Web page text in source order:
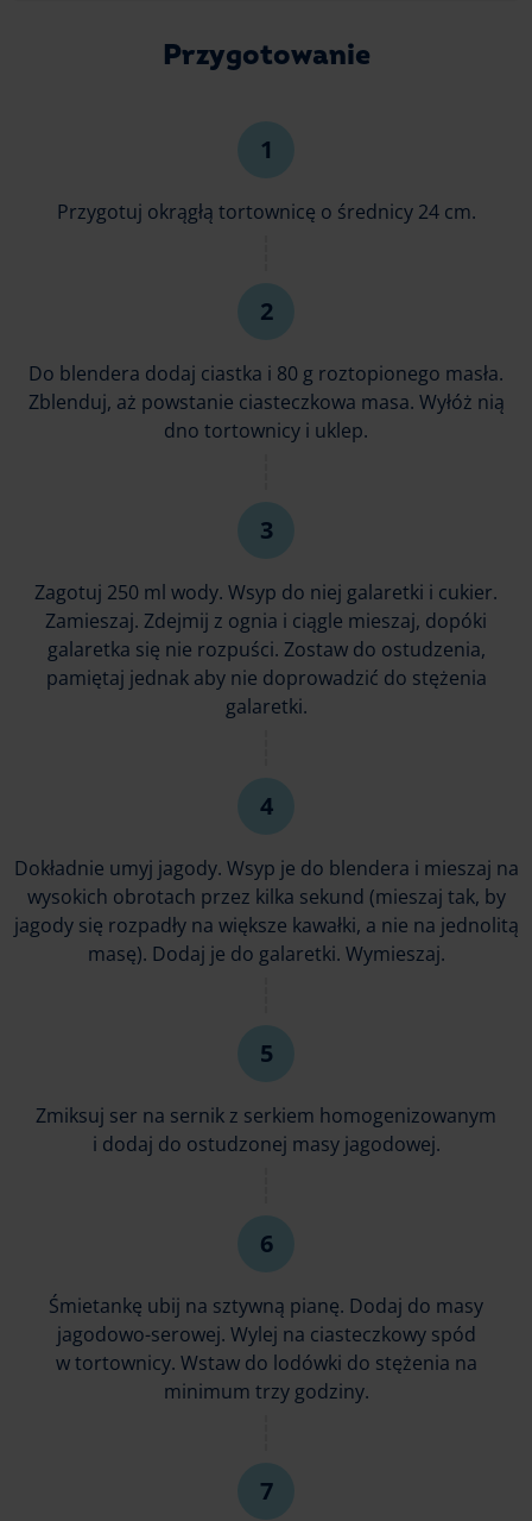
Przygotowanie
Przygotuj okrągłą tortownicę o średnicy 24 cm.
Do blendera dodaj ciastka i 80 g roztopionego masła.
Zblenduj, aż powstanie ciasteczkowa masa. Wyłóż nią
dno tortownicy i uklep.
Zagotuj 250 ml wody. Wsyp do niej galaretki i cukier.
Zamieszaj. Zdejmij z ognia i ciągle mieszaj, dopóki
galaretka się nie rozpuści. Zostaw do ostudzenia,
pamiętaj jednak aby nie doprowadzić do stężenia
galaretki.
Dokładnie umyj jagody. Wsyp je do blendera i mieszaj na
wysokich obrotach przez kilka sekund (mieszaj tak, by
jagody się rozpadły na większe kawałki, a nie na jednolitą
masę). Dodaj je do galaretki. Wymieszaj.
Zmiksuj ser na sernik z serkiem homogenizowanym
i dodaj do ostudzonej masy jagodowej.
Śmietankę ubij na sztywną pianę. Dodaj do masy
jagodowo-serowej. Wylej na ciasteczkowy spód
w tortownicy. Wstaw do lodówki do stężenia na
minimum trzy godziny.